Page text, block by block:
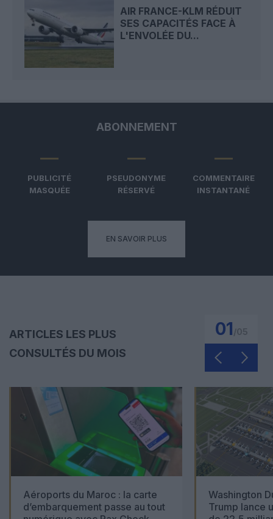
AIR FRANCE-KLM RÉDUIT
SES CAPACITÉS FACE À
L'ENVOLÉE DU...
ABONNEMENT
PUBLICITÉ
MASQUÉE
PSEUDONYME
RÉSERVÉ
COMMENTAIRE
INSTANTANÉ
EN SAVOIR PLUS
ARTICLES LES PLUS
CONSULTÉS DU MOIS
01
Aéroports du Maroc : la carte
d’embarquement passe au tout
Washington
Trump lance